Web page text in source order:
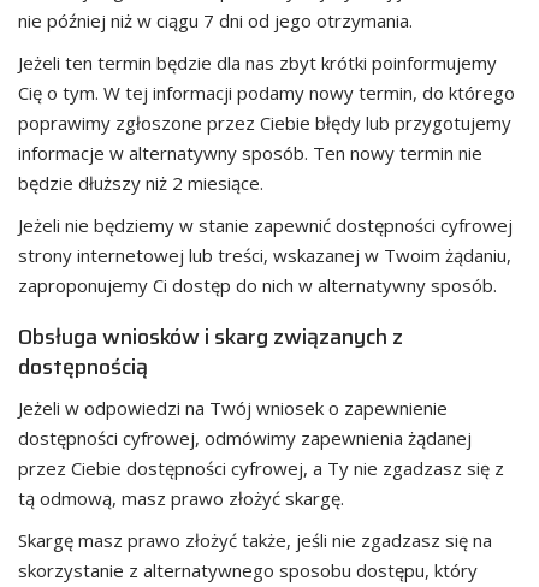
nie później niż w ciągu 7 dni od jego otrzymania.
Jeżeli ten termin będzie dla nas zbyt krótki poinformujemy
Cię o tym. W tej informacji podamy nowy termin, do którego
poprawimy zgłoszone przez Ciebie błędy lub przygotujemy
informacje w alternatywny sposób. Ten nowy termin nie
będzie dłuższy niż 2 miesiące.
Jeżeli nie będziemy w stanie zapewnić dostępności cyfrowej
strony internetowej lub treści, wskazanej w Twoim żądaniu,
zaproponujemy Ci dostęp do nich w alternatywny sposób.
Obsługa wniosków i skarg związanych z
dostępnością
Jeżeli w odpowiedzi na Twój wniosek o zapewnienie
dostępności cyfrowej, odmówimy zapewnienia żądanej
przez Ciebie dostępności cyfrowej, a Ty nie zgadzasz się z
tą odmową, masz prawo złożyć skargę.
Skargę masz prawo złożyć także, jeśli nie zgadzasz się na
skorzystanie z alternatywnego sposobu dostępu, który